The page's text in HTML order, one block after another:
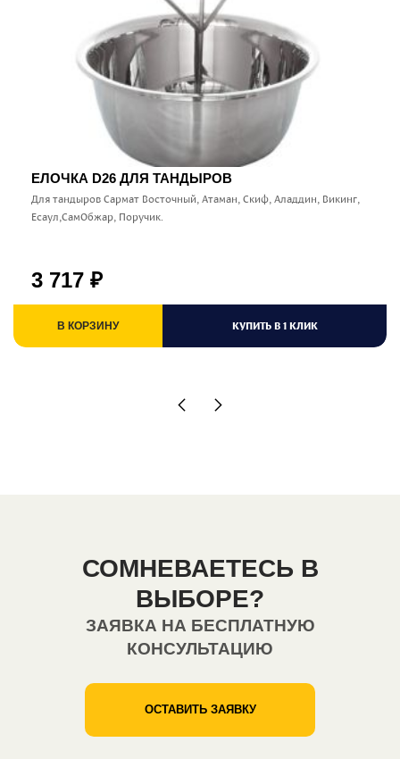
ЕЛОЧКА D26 ДЛЯ ТАНДЫРОВ
Для тандыров Сармат Восточный, Атаман, Скиф, Аладдин, Викинг,
Есаул,СамОбжар, Поручик.
3 717 ₽
В КОРЗИНУ КУПИТЬ В 1 КЛИК
СОМНЕВАЕТЕСЬ В
ВЫБОРЕ?
ЗАЯВКА НА БЕСПЛАТНУЮ
КОНСУЛЬТАЦИЮ
ОСТАВИТЬ ЗАЯВКУ